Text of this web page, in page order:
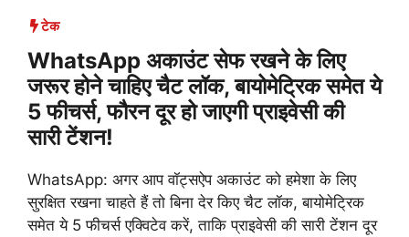
टेक
WhatsApp अकाउंट सेफ रखने के लिए
जरूर होने चाहिए चैट लॉक, बायोमेट्रिक समेत ये
5 फीचर्स, फौरन दूर हो जाएगी प्राइवेसी की
सारी टेंशन!
WhatsApp: अगर आप वॉट्सऐप अकाउंट को हमेशा के लिए
सुरक्षित रखना चाहते हैं तो बिना देर किए चैट लॉक, बायोमेट्रिक
समेत ये 5 फीचर्स एक्विटेव करें, ताकि प्राइवेसी की सारी टेंशन दूर